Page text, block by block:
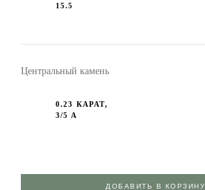
15.5
Центральный камень
0.23 КАРАТ,
3/5 А
ДОБАВИТЬ В КОРЗИНУ